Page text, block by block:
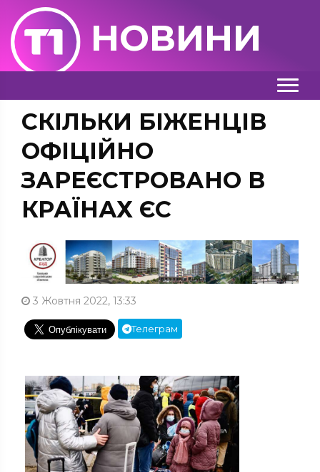
НОВИНИ
СКІЛЬКИ БІЖЕНЦІВ
ОФІЦІЙНО
ЗАРЕЄСТРОВАНО В
КРАЇНАХ ЄС
3 Жовтня 2022, 13:33
Телеграм